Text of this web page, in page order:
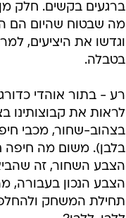
ברגעים בקשים. חלק
מה שבטוח שהיום הם
וגדשו את היציעים,
בטבלה.
רע - בתור אוהדי
לראות את קבוצותינו
בצהוב-שחור, מכבי
בלבן). משום מה חיפה
הצבע השחור, זה
הצבע הנכון בעבורה,
תחילת המשחק